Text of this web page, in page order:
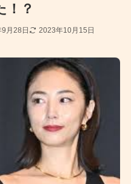
！？
月28日 2023年10月15日